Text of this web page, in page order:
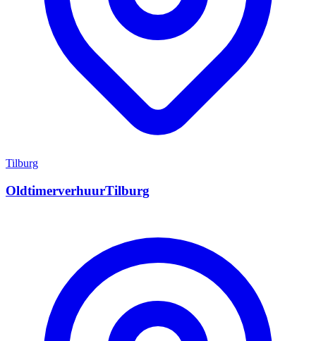
Tilburg
OldtimerverhuurTilburg